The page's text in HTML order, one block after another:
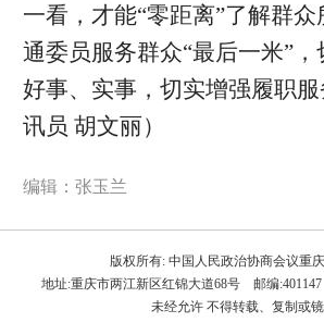
一看，才能“零距离”了解群
通委员服务群众“最后一米”
好事、实事，切实增强履职
讯员 胡文丽）
编辑：张玉兰
版权所有: 中国人民政治协商会议重
地址:重庆市两江新区红锦大道68号 邮编
未经允许 不得转载、复制或